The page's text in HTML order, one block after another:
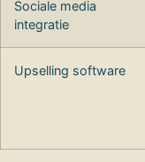
Sociale media
integratie
Upselling software